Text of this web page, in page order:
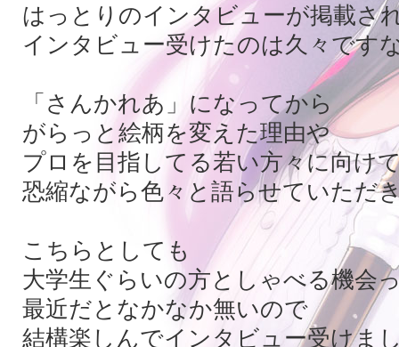
はっとりのインタビューが掲載さ
インタビュー受けたのは久々です
「さんかれあ」になってから
がらっと絵柄を変えた理由や
プロを目指してる若い方々に向け
恐縮ながら色々と語らせていただ
こちらとしても
大学生ぐらいの方としゃべる機会
最近だとなかなか無いので
結構楽しんでインタビュー受けま